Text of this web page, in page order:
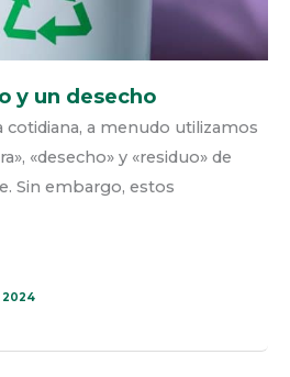
y un desecho
cotidiana, a menudo utilizamos
«desecho» y «residuo» de
Sin embargo, estos
2024